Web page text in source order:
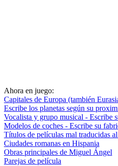
Ahora en juego:
Capitales de Europa (también
Escribe los planetas según su
Vocalista y grupo musical - Escribe
Modelos de coches - Escribe su
Títulos de películas mal traducidas
Ciudades romanas en Hispania
Obras principales de Miguel Ángel
Parejas de película